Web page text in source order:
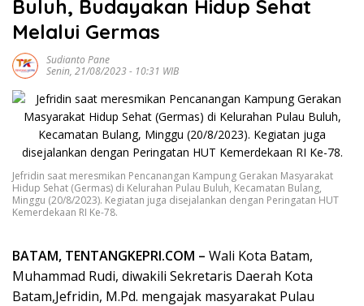
Buluh, Budayakan Hidup Sehat
Melalui Germas
Sudianto Pane
Senin, 21/08/2023 - 10:31 WIB
Jefridin saat meresmikan Pencanangan Kampung Gerakan Masyarakat
Hidup Sehat (Germas) di Kelurahan Pulau Buluh, Kecamatan Bulang,
Minggu (20/8/2023). Kegiatan juga disejalankan dengan Peringatan HUT
Kemerdekaan RI Ke-78.
BATAM, TENTANGKEPRI.COM – Wali Kota Batam,
Muhammad Rudi, diwakili Sekretaris Daerah Kota
Batam,Jefridin, M.Pd. mengajak masyarakat Pulau